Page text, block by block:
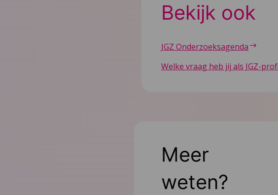
Bekijk ook
JGZ Onderzoeksagenda
Welke vraag heb jij als JGZ-
Meer
weten?